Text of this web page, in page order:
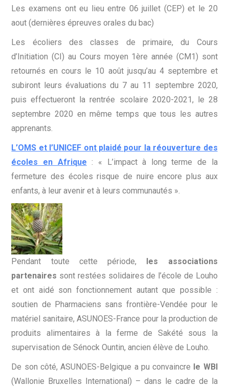
Les examens ont eu lieu entre 06 juillet (CEP) et le 20
aout (dernières épreuves orales du bac)
Les écoliers des classes de primaire, du Cours
d’Initiation (CI) au Cours moyen 1ère année (CM1) sont
retournés en cours le 10 août jusqu’au 4 septembre et
subiront leurs évaluations du 7 au 11 septembre 2020,
puis effectueront la rentrée scolaire 2020-2021, le 28
septembre 2020 en même temps que tous les autres
apprenants.
L’OMS et l’UNICEF ont plaidé pour la réouverture des
écoles en Afrique : « L’impact à long terme de la
fermeture des écoles risque de nuire encore plus aux
enfants, à leur avenir et à leurs communautés ».
Pendant toute cette période, les associations
partenaires sont restées solidaires de l’école de Louho
et ont aidé son fonctionnement autant que possible :
soutien de Pharmaciens sans frontière-Vendée pour le
matériel sanitaire, ASUNOES-France pour la production de
produits alimentaires à la ferme de Sakété sous la
supervisation de Sénock Ountin, ancien élève de Louho.
De son côté, ASUNOES-Belgique a pu convaincre le WBI
(Wallonie Bruxelles International) – dans le cadre de la